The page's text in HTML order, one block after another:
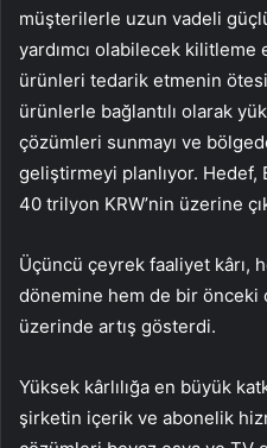
müşterilerle uzun vadeli
yardımcı olabilecek kilitleme
ürünleri tedarik etmenin
ürünlerle bağlantılı olarak
çözümleri sunmayı ve
geliştirmeyi planlıyor. Hedef,
40 trilyon KRW’nin üzerine
Üçüncü çeyrek faaliyet kârı,
dönemine hem de bir önceki
üzerinde artış gösterdi.
Yüksek kârlılığa en büyük
şirketin içerik ve abonelik